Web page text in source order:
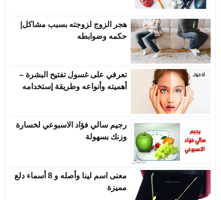
هجر الزوج لزوجته بسبب مشاكل|
حكمه وضوابطه
تعرفي على غسول تفتيح البشرة –
أهميته وأنواعه وطريقة إستخدامه
رجيم سالي فؤاد الاسبوعي لخسارة
وزنك بسهولة
معنى اسم لينا وأصله و 8 أسماء دلع
مميزة